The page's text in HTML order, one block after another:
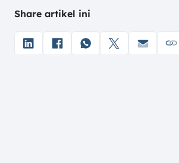
Operasional
c. Memberikan Kesan
Profesional
Share artikel ini